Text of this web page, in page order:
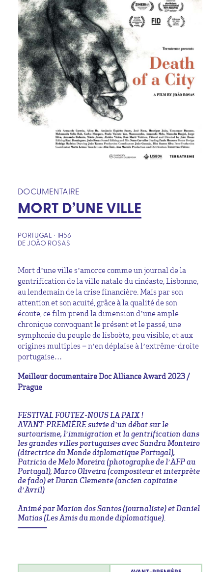
DOCUMENTAIRE
MORT D’UNE VILLE
PORTUGAL • 1H56
DE JOÃO ROSAS
Mort d’une ville s’amorce comme un journal de la
gentrification de la ville natale du cinéaste, Lisbonne,
au lendemain de la crise financière. Mais par son
attention et son acuité, grâce à la qualité de son
écoute, ce film prend la dimension d’une ample
chronique convoquant le présent et le passé, une
symphonie du peuple de lisboète, peu visible, et aux
origines multiples – n’en déplaise à l’extrême-droite
portugaise…
Meilleur documentaire Doc Alliance Award 2023 /
Prague
FESTIVAL FOUTEZ-NOUS LA PAIX !
AVANT-PREMIÈRE suivie d’un débat sur le
surtourisme, l’immigration et la gentrification dans
les grandes villes portugaises avec Sandra Monteiro
(directrice du Monde diplomatique Portugal),
Patricia de Melo Moreira (photographe de l’AFP au
Portugal), Marco Oliveira (compositeur et interprète
de fado) et Duran Clemente (ancien capitaine
d’Avril)
Animé par Marion dos Santos (journaliste) et Daniel
Matias (Les Amis du monde diplomatique).